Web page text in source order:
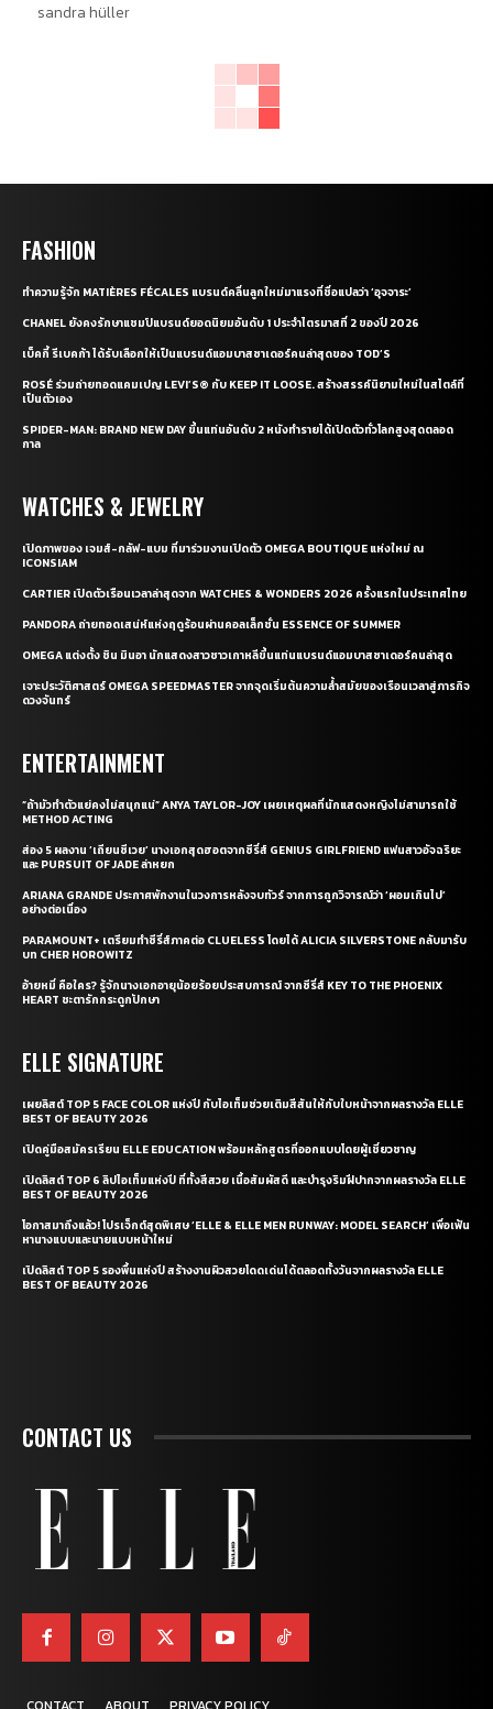
sandra hüller
FASHION
ทำความรู้จัก MATIÈRES FÉCALES แบรนด์คลื่นลูกใหม่มาแรงที่ชื่อแปลว่า ‘อุจจาระ’
CHANEL ยังคงรักษาแชมป์แบรนด์ยอดนิยมอันดับ 1 ประจำไตรมาสที่ 2 ของปี 2026
เบ็คกี้ รีเบคก้า ได้รับเลือกให้เป็นแบรนด์แอมบาสซาเดอร์คนล่าสุดของ TOD’S
ROSÉ ร่วมถ่ายทอดแคมเปญ LEVI’S® กับ KEEP IT LOOSE. สร้างสรรค์นิยามใหม่ในสไตล์ที่
เป็นตัวเอง
SPIDER-MAN: BRAND NEW DAY ขึ้นแท่นอันดับ 2 หนังทำรายได้เปิดตัวทั่วโลกสูงสุดตลอด
กาล
WATCHES & JEWELRY
เปิดภาพของ เจมส์-กลัฟ-แบม ที่มาร่วมงานเปิดตัว OMEGA BOUTIQUE แห่งใหม่ ณ
ICONSIAM
CARTIER เปิดตัวเรือนเวลาล่าสุดจาก WATCHES & WONDERS 2026 ครั้งแรกในประเทศไทย
PANDORA ถ่ายทอดเสน่ห์แห่งฤดูร้อนผ่านคอลเล็กชั่น ESSENCE OF SUMMER
OMEGA แต่งตั้ง ชิน มินอา นักแสดงสาวชาวเกาหลีขึ้นแท่นแบรนด์แอมบาสซาเดอร์คนล่าสุด
เจาะประวัติศาสตร์ OMEGA SPEEDMASTER จากจุดเริ่มต้นความล้ำสมัยของเรือนเวลาสู่ภารกิจ
ดวงจันทร์
ENTERTAINMENT
“ถ้ามัวทำตัวแย่คงไม่สนุกแน่” ANYA TAYLOR-JOY เผยเหตุผลที่นักแสดงหญิงไม่สามารถใช้
METHOD ACTING
ส่อง 5 ผลงาน ‘เถียนซีเวย’ นางเอกสุดฮอตจากซีรี่ส์ GENIUS GIRLFRIEND แฟนสาวอัจฉริยะ
และ PURSUIT OF JADE ล่าหยก
ARIANA GRANDE ประกาศพักงานในวงการหลังจบทัวร์ จากการถูกวิจารณ์ว่า ‘ผอมเกินไป’
อย่างต่อเนื่อง
PARAMOUNT+ เตรียมทำซีรี่ส์ภาคต่อ CLUELESS โดยได้ ALICIA SILVERSTONE กลับมารับ
บท CHER HOROWITZ
อ้ายหมี่ คือใคร? รู้จักนางเอกอายุน้อยร้อยประสบการณ์ จากซีรี่ส์ KEY TO THE PHOENIX
HEART ชะตารักกระดูกปักษา
ELLE SIGNATURE
เผยลิสต์ TOP 5 FACE COLOR แห่งปี กับไอเท็มช่วยเติมสีสันให้กับใบหน้าจากผลรางวัล ELLE
BEST OF BEAUTY 2026
เปิดคู่มือสมัครเรียน ELLE EDUCATION พร้อมหลักสูตรที่ออกแบบโดยผู้เชี่ยวชาญ
เปิดลิสต์ TOP 6 ลิปไอเท็มแห่งปี ที่ทั้งสีสวย เนื้อสัมผัสดี และบำรุงริมฝีปากจากผลรางวัล ELLE
BEST OF BEAUTY 2026
โอกาสมาถึงแล้ว! โปรเจ็กต์สุดพิเศษ ‘ELLE & ELLE MEN RUNWAY: MODEL SEARCH’ เพื่อเฟ้น
หานางแบบและนายแบบหน้าใหม่
เปิดลิสต์ TOP 5 รองพื้นแห่งปี สร้างงานผิวสวยโดดเด่นได้ตลอดทั้งวันจากผลรางวัล ELLE
BEST OF BEAUTY 2026
CONTACT US